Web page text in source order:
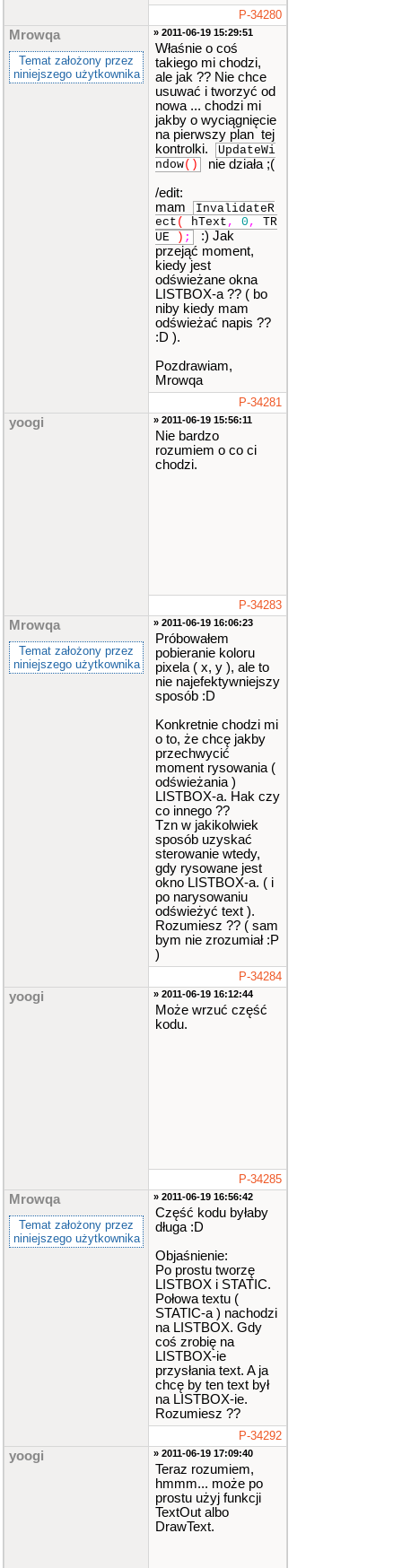
P-34280
Mrowqa
Temat założony przez
niniejszego użytkownika
» 2011-06-19 15:29:51
Właśnie o coś
takiego mi chodzi,
ale jak ?? Nie chce
usuwać i tworzyć od
nowa ... chodzi mi
jakby o wyciągnięcie
na pierwszy plan tej
kontrolki.
UpdateWi
ndow() nie działa ;(
/edit:
mam
InvalidateR
ect ( hText , 0 ,
TR
UE
) ;
:) Jak
przejąć moment,
kiedy jest
odświeżane okna
LISTBOX-a ?? ( bo
niby kiedy mam
odświeżać napis ??
:D ).
Pozdrawiam,
Mrowqa
P-34281
yoogi » 2011-06-19 15:56:11
Nie bardzo
rozumiem o co ci
chodzi.
P-34283
Mrowqa
Temat założony przez
niniejszego użytkownika
» 2011-06-19 16:06:23
Próbowałem
pobieranie koloru
pixela ( x, y ), ale to
nie najefektywniejszy
sposób :D
Konkretnie chodzi mi
o to, że chcę jakby
przechwycić
moment rysowania (
odświeżania )
LISTBOX-a. Hak czy
co innego ??
Tzn w jakikolwiek
sposób uzyskać
sterowanie wtedy,
gdy rysowane jest
okno LISTBOX-a. ( i
po narysowaniu
odświeżyć text ).
Rozumiesz ?? ( sam
bym nie zrozumiał :P
)
P-34284
yoogi » 2011-06-19 16:12:44
Może wrzuć część
kodu.
P-34285
Mrowqa
Temat założony przez
niniejszego użytkownika
» 2011-06-19 16:56:42
Część kodu byłaby
długa :D
Objaśnienie:
Po prostu tworzę
LISTBOX i STATIC.
Połowa textu (
STATIC-a ) nachodzi
na LISTBOX. Gdy
coś zrobię na
LISTBOX-ie
przysłania text. A ja
chcę by ten text był
na LISTBOX-ie.
Rozumiesz ??
P-34292
yoogi » 2011-06-19 17:09:40
Teraz rozumiem,
hmmm... może po
prostu użyj funkcji
TextOut albo
DrawText.